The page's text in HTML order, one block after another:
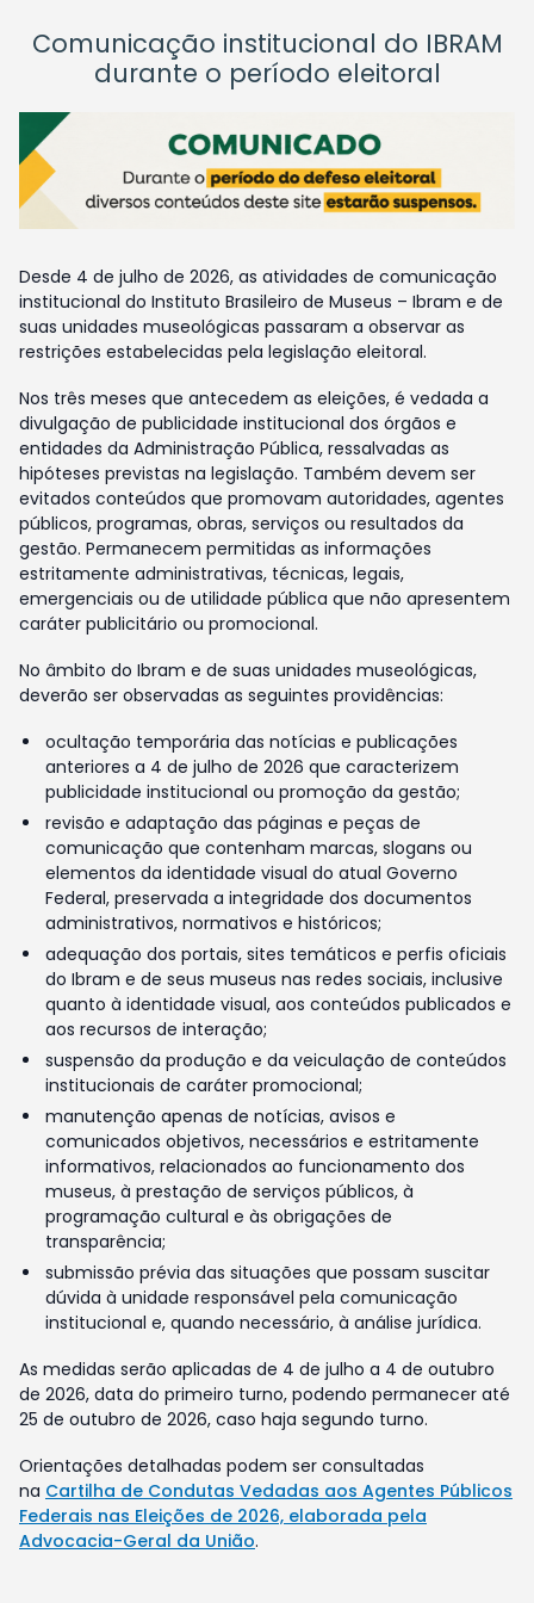
Comunicação institucional do IBRAM
durante o período eleitoral
Desde 4 de julho de 2026, as atividades de comunicação
institucional do Instituto Brasileiro de Museus – Ibram e de
suas unidades museológicas passaram a observar as
restrições estabelecidas pela legislação eleitoral.
Nos três meses que antecedem as eleições, é vedada a
divulgação de publicidade institucional dos órgãos e
entidades da Administração Pública, ressalvadas as
hipóteses previstas na legislação. Também devem ser
evitados conteúdos que promovam autoridades, agentes
públicos, programas, obras, serviços ou resultados da
gestão. Permanecem permitidas as informações
estritamente administrativas, técnicas, legais,
emergenciais ou de utilidade pública que não apresentem
caráter publicitário ou promocional.
No âmbito do Ibram e de suas unidades museológicas,
deverão ser observadas as seguintes providências:
ocultação temporária das notícias e publicações
anteriores a 4 de julho de 2026 que caracterizem
publicidade institucional ou promoção da gestão;
revisão e adaptação das páginas e peças de
comunicação que contenham marcas, slogans ou
elementos da identidade visual do atual Governo
Federal, preservada a integridade dos documentos
administrativos, normativos e históricos;
adequação dos portais, sites temáticos e perfis oficiais
do Ibram e de seus museus nas redes sociais, inclusive
quanto à identidade visual, aos conteúdos publicados e
aos recursos de interação;
suspensão da produção e da veiculação de conteúdos
institucionais de caráter promocional;
manutenção apenas de notícias, avisos e
comunicados objetivos, necessários e estritamente
informativos, relacionados ao funcionamento dos
museus, à prestação de serviços públicos, à
programação cultural e às obrigações de
transparência;
submissão prévia das situações que possam suscitar
dúvida à unidade responsável pela comunicação
institucional e, quando necessário, à análise jurídica.
As medidas serão aplicadas de 4 de julho a 4 de outubro
de 2026, data do primeiro turno, podendo permanecer até
25 de outubro de 2026, caso haja segundo turno.
Orientações detalhadas podem ser consultadas
na Cartilha de Condutas Vedadas aos Agentes Públicos
Federais nas Eleições de 2026, elaborada pela
Advocacia-Geral da União.